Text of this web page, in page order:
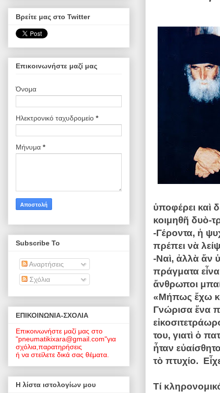
ὑποφέρει καὶ
κοιμηθῆ δυὸ-
-Γέροντα, ἡ
πρέπει νὰ
-Ναὶ, ἀλλὰ ἄν
πράγματα
ἄνθρωποι
«Μήπως ἔχω
Γνώρισα ἕνα
του, γιατὶ ὁ
ἦταν
τὸ πτυχίο.
Τί
Βρείτε μας στο Twitter
Επικοινωνήστε μαζί μας
Όνομα
Ηλεκτρονικό ταχυδρομείο *
Μήνυμα *
Subscribe To
Αναρτήσεις
Σχόλια
EΠΙΚΟΙΝΩΝΙΑ-ΣΧΟΛΙΑ
Επικοινωνήστε μαζί μας στο
"pneumatikixara@gmail.com"για
σχόλια,παρατηρήσεις
ή να στείλετε δικά σας θέματα.
Η λίστα ιστολογίων μου